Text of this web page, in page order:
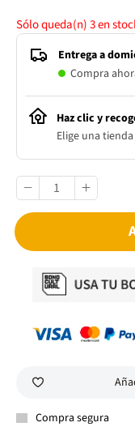
Sólo queda(n)3en
Entrega a
Compra
Haz clic y
Elige una
Compra segura